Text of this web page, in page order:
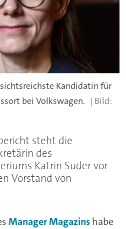
Kandidatin für
bei Volkswagen.
steht die
des
Katrin Suder vor
Vorstand von
Manager Magazinshabe